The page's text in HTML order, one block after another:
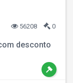
56208 0
desconto